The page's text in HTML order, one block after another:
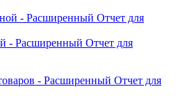
- Расширенный Отчет для